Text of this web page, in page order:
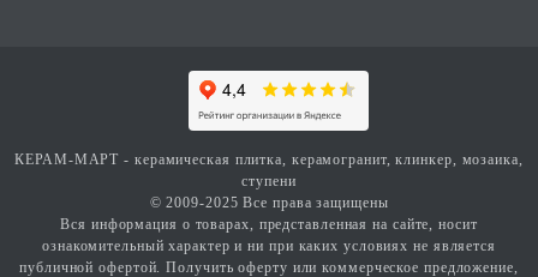
КЕРАМ-МАРТ - керамическая плитка, керамогранит, клинкер, мозаика,
ступени
© 2009-2025 Все права защищены
Вся информация о товарах, представленная на сайте, носит
ознакомительный характер и ни при каких условиях не является
публичной офертой. Получить оферту или коммерческое предложение,